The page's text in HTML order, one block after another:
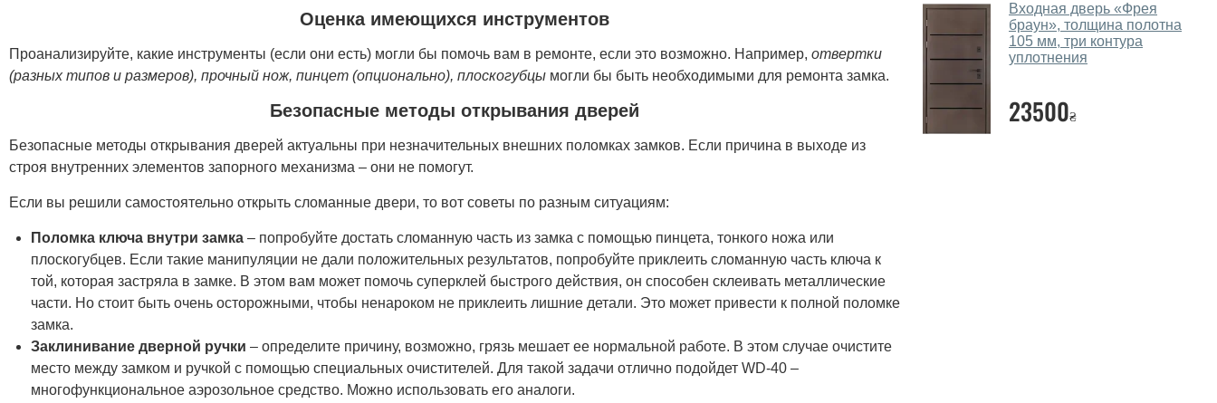
Оценка имеющихся инструментов
Проанализируйте, какие инструменты (если они есть) могли бы помочь вам в ремонте, если это возможно. Например, отвертки
(разных типов и размеров), прочный нож, пинцет (опционально), плоскогубцы могли бы быть необходимыми для ремонта замка.
Безопасные методы открывания дверей
Безопасные методы открывания дверей актуальны при незначительных внешних поломках замков. Если причина в выходе из
строя внутренних элементов запорного механизма – они не помогут.
Если вы решили самостоятельно открыть сломанные двери, то вот советы по разным ситуациям:
Поломка ключа внутри замка – попробуйте достать сломанную часть из замка с помощью пинцета, тонкого ножа или
плоскогубцев. Если такие манипуляции не дали положительных результатов, попробуйте приклеить сломанную часть ключа к
той, которая застряла в замке. В этом вам может помочь суперклей быстрого действия, он способен склеивать металлические
части. Но стоит быть очень осторожными, чтобы ненароком не приклеить лишние детали. Это может привести к полной поломке
замка.
Заклинивание дверной ручки – определите причину, возможно, грязь мешает ее нормальной работе. В этом случае очистите
место между замком и ручкой с помощью специальных очистителей. Для такой задачи отлично подойдет WD-40 –
многофункциональное аэрозольное средство. Можно использовать его аналоги.
Входная дверь «Фрея
браун», толщина полотна
105 мм, три контура
уплотнения
23500₴